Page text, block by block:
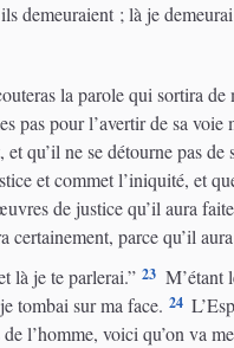
demeuraient ; là je
la parole qui sortira
pas pour l’avertir de sa
qu’il ne se détourne pas
et commet l’iniquité, et
de justice qu’il aura
parce qu’il
là je te parlerai.” 23 M’étant
tombai sur ma face. 24
l’homme, voici qu’on va